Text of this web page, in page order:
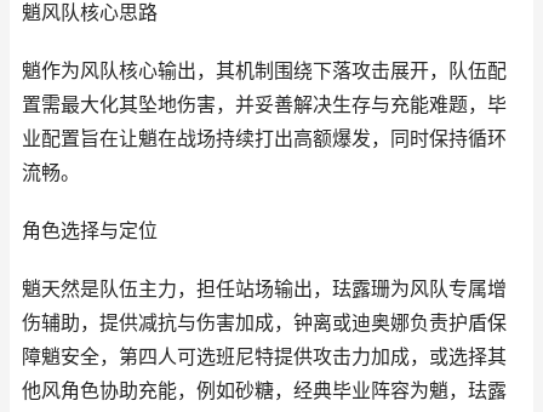
魈风队核心思路
魈作为风队核心输出，其机制围绕下落攻击展开，队伍配
置需最大化其坠地伤害，并妥善解决生存与充能难题，毕
业配置旨在让魈在战场持续打出高额爆发，同时保持循环
流畅。
角色选择与定位
魈天然是队伍主力，担任站场输出，珐露珊为风队专属增
伤辅助，提供减抗与伤害加成，钟离或迪奥娜负责护盾保
障魈安全，第四人可选班尼特提供攻击力加成，或选择其
他风角色协助充能，例如砂糖，经典毕业阵容为魈，珐露